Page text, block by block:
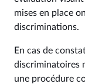
mises en place
discriminations.
En cas de
discriminatoires
une procédure